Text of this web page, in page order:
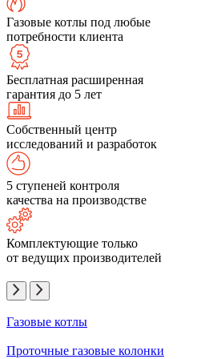
Газовые котлы под любые
потребности клиента
Бесплатная расширенная
гарантия до 5 лет
Собственный центр
исследований и разработок
5 ступеней контроля
качества на производстве
Комплектующие только
от ведущих производителей
Газовые котлы
Проточные газовые колонки